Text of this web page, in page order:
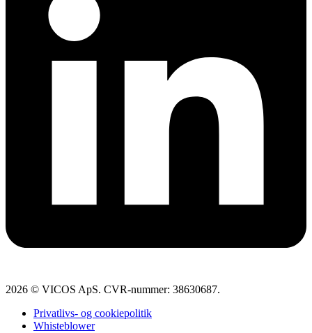
2026 © VICOS ApS. CVR-nummer: 38630687.
Privatlivs- og cookiepolitik
Whisteblower